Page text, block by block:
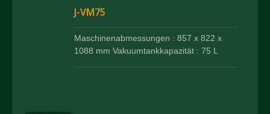
J-VM75
Maschinenabmessungen : 857 x 822 x
1088 mm Vakuumtankkapazität : 75 L